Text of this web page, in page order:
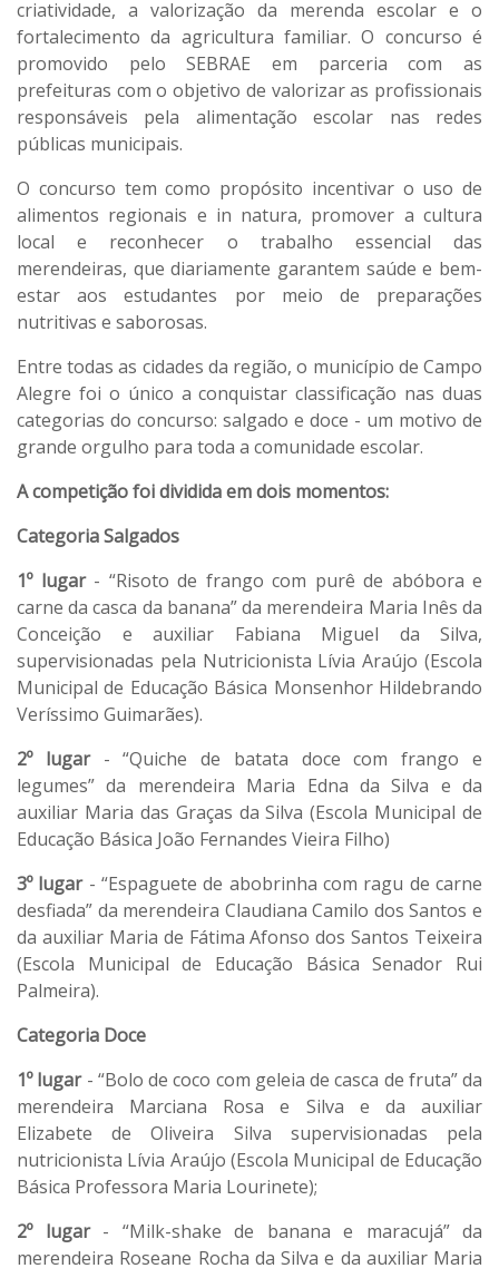
criatividade, a valorização da merenda escolar e o
fortalecimento da agricultura familiar. O concurso é
promovido pelo SEBRAE em parceria com as
prefeituras com o objetivo de valorizar as profissionais
responsáveis pela alimentação escolar nas redes
públicas municipais.
O concurso tem como propósito incentivar o uso de
alimentos regionais e in natura, promover a cultura
local e reconhecer o trabalho essencial das
merendeiras, que diariamente garantem saúde e bem-
estar aos estudantes por meio de preparações
nutritivas e saborosas.
Entre todas as cidades da região, o município de Campo
Alegre foi o único a conquistar classificação nas duas
categorias do concurso: salgado e doce - um motivo de
grande orgulho para toda a comunidade escolar.
A competição foi dividida em dois momentos:
Categoria Salgados
1º lugar- “Risoto de frango com purê de abóbora e
carne da casca da banana” da merendeira Maria Inês da
Conceição e auxiliar Fabiana Miguel da Silva,
supervisionadas pela Nutricionista Lívia Araújo (Escola
Municipal de Educação Básica Monsenhor Hildebrando
Veríssimo Guimarães).
2º lugar- “Quiche de batata doce com frango e
legumes” da merendeira Maria Edna da Silva e da
auxiliar Maria das Graças da Silva (Escola Municipal de
Educação Básica João Fernandes Vieira Filho)
3º lugar - “Espaguete de abobrinha com ragu de carne
desfiada” da merendeira Claudiana Camilo dos Santos e
da auxiliar Maria de Fátima Afonso dos Santos Teixeira
(Escola Municipal de Educação Básica Senador Rui
Palmeira).
Categoria Doce
1º lugar- “Bolo de coco com geleia de casca de fruta” da
merendeira Marciana Rosa e Silva e da auxiliar
Elizabete de Oliveira Silva supervisionadas pela
nutricionista Lívia Araújo (Escola Municipal de Educação
Básica Professora Maria Lourinete);
2º lugar- “Milk-shake de banana e maracujá” da
merendeira Roseane Rocha da Silva e da auxiliar Maria